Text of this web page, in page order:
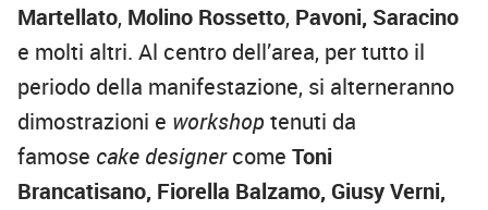
Martellato, Molino Rossetto, Pavoni, Saracino
e molti altri. Al centro dell’area, per tutto il
periodo della manifestazione, si alterneranno
dimostrazioni e workshop tenuti da
famose cake designercome Toni
Brancatisano, Fiorella Balzamo, Giusy Verni,